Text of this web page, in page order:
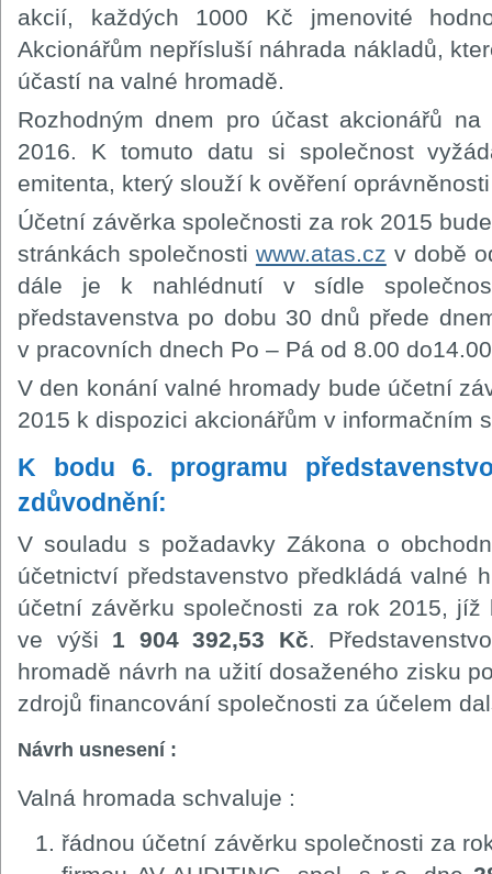
akcií, každých 1000 Kč jmenovité
Akcionářům nepřísluší náhrada nákladů,
účastí na valné hromadě.
Rozhodným dnem pro účast akcionářů
2016. K tomuto datu si společnost
emitenta, který slouží k ověření
Účetní závěrka společnosti za rok 2015
stránkách společnosti www.atas.cz v době
dále je k nahlédnutí v sídle
představenstva po dobu 30 dnů přede
v pracovních dnech Po – Pá od 8.00
V den konání valné hromady bude účetní
2015 k dispozici akcionářům v informačním
K bodu 6. programu
zdůvodnění:
V souladu s požadavky Zákona o
účetnictví představenstvo předkládá valné
účetní závěrku společnosti za rok 2015,
ve výši 1 904 392,53 Kč .
hromadě návrh na užití dosaženého zisku
zdrojů financování společnosti za účelem
Návrh usnesení :
Valná hromada schvaluje :
řádnou účetní závěrku společnosti za